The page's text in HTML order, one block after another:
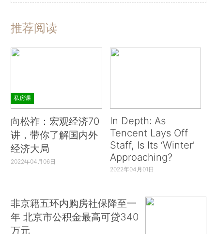
推荐阅读
私房课
向松祚：宏观经济70
讲，带你了解国内外
经济大局
2022年04月06日
In Depth: As
Tencent Lays Off
Staff, Is Its ‘Winter’
Approaching?
2022年04月01日
非京籍五环内购房社保降至一
年 北京市公积金最高可贷340
万元